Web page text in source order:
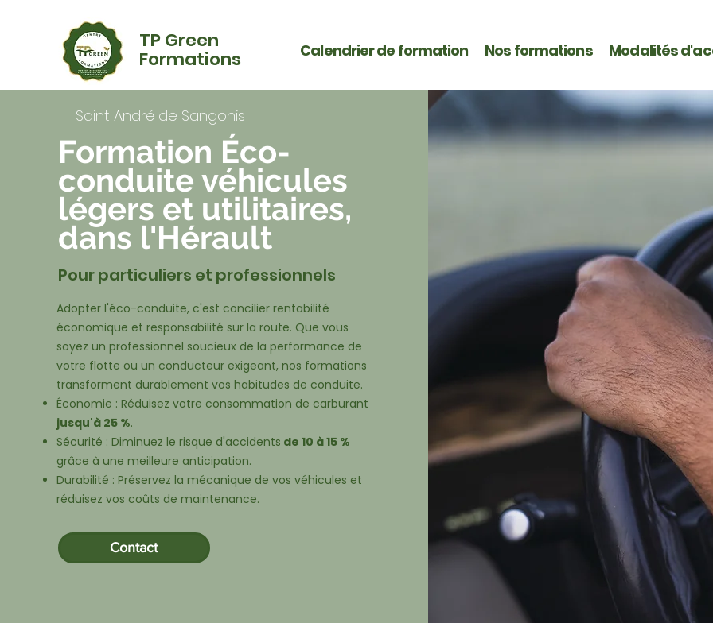
TP Green
Formations Calendrier de formation Nos formations Modalités
Saint André de Sangonis
Formation Éco-
conduite véhicules
légers et utilitaires,
dans l'Hérault
Pour particuliers et professionnels
Adopter l'éco-conduite, c'est concilier rentabilité
économique et responsabilité sur la route. Que vous
soyez un professionnel soucieux de la performance de
votre flotte ou un conducteur exigeant, nos formations
transforment durablement vos habitudes de conduite.
Économie : Réduisez votre consommation de carburant
jusqu'à 25 %.
Sécurité : Diminuez le risque d'accidents de 10 à 15 %
grâce à une meilleure anticipation.
Durabilité : Préservez la mécanique de vos véhicules et
réduisez vos coûts de maintenance.
Contact